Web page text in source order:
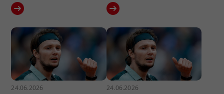
24.06.2026 24.06.2026